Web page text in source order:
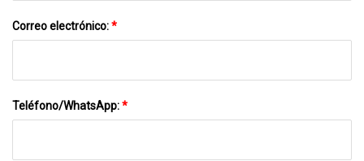
Correo electrónico:*
Teléfono/WhatsApp:*